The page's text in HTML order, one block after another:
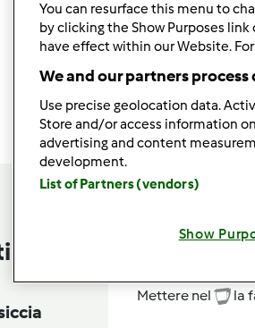
PREPARARE
Mettere nel la
You can resurface this menu to
by clicking the Show Purposes
have effect within our Website.
We and our partners
Use precise geolocation data.
Store and/or access information
advertising and content
development.
List of Partners (vendors)
Show